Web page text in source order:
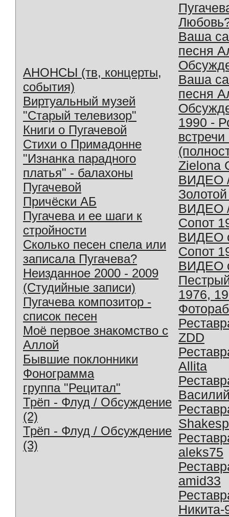
АНОНСЫ (тв, концерты,
события)
Виртуальный музей
"Старый телевизор"
Книги о Пугачевой
Стихи о Примадонне
"Изнанка парадного
платья" - балахоны
Пугачевой
Причёски АБ
Пугачева и ее шаги к
стройности
Сколько песен спела или
записала Пугачева?
Неизданное 2000 - 2009
(Студийные записи)
Пугачева композитор -
список песен
Моё первое знакомство с
Аллой
Бывшие поклонники
Фонограмма
группа "Рецитал"
Трёп - Флуд / Обсуждение
(2)
Трёп - Флуд / Обсуждение
(3)
Ваша
песня
Ваша
песня
1990 -
Zielona
ВИДЕО
ВИДЕО
Сопот
ВИДЕО
Сопот
ВИДЕО
1976,
ZDD
Allita
aleks75
amid33
Никита-